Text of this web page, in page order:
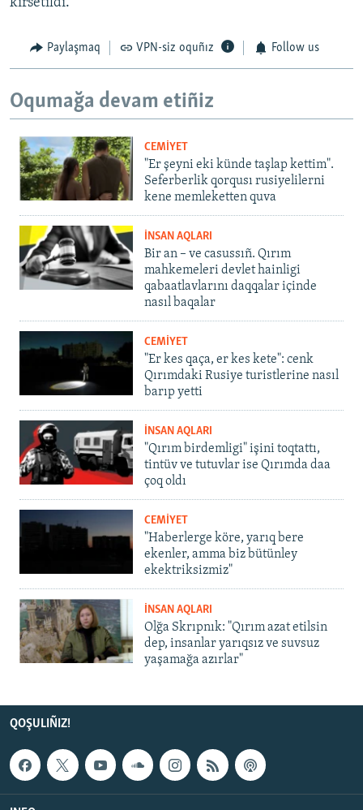
kirsetildi.
Paylaşmaq VPN-siz oquñız Follow us
Oqumağa devam etiñiz
CEMİYET
"Er şeyni eki künde taşlap kettim".
Seferberlik qorqusı rusiyelilerni
kene memleketten quva
İNSAN AQLARI
Bir an – ve casussıñ. Qırım
mahkemeleri devlet hainligi
qabaatlavlarını daqqalar içinde
nasıl baqalar
CEMİYET
"Er kes qaça, er kes kete": cenk
Qırımdaki Rusiye turistlerine nasıl
barıp yetti
İNSAN AQLARI
"Qırım birdemligi" işini toqtattı,
tintüv ve tutuvlar ise Qırımda daa
çoq oldı
CEMİYET
"Haberlerge köre, yarıq bere
ekenler, amma biz bütünley
ekektriksizmiz"
İNSAN AQLARI
Olğa Skrıpnık: "Qırım azat etilsin
dep, insanlar yarıqsız ve suvsuz
yaşamağa azırlar"
QOŞULIÑIZ!